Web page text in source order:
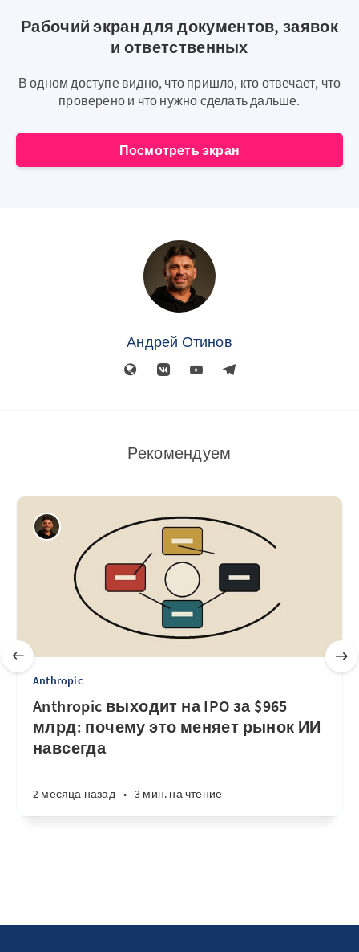
Рабочий экран для документов, заявок
и ответственных
В одном доступе видно, что пришло, кто отвечает, что
проверено и что нужно сделать дальше.
Посмотреть экран
Андрей Отинов
Рекомендуем
Anthropic
Anthropic выходит на IPO за $965
млрд: почему это меняет рынок ИИ
навсегда
2 месяца назад • 3 мин. на чтение